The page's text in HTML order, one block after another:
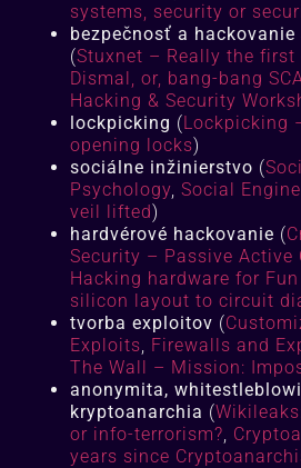
systems, security or
bezpečnosť a hackovanie
(Stuxnet – Really the first
Dismal, or, bang-bang
Hacking & Security
lockpicking (Lockpicking
opening locks)
sociálne inžinierstvo (
Psychology ,Social
veil lifted)
hardvérové hackovanie (
Security – Passive Active
Hacking hardware for
silicon layout to circuit
tvorba exploitov (
Exploits Firewalls and
The Wall – Mission:
anonymita,
kryptoanarchia (
or info-terrorism?
years since